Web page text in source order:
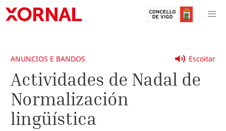
Escoitar
ANUNCIOS E BANDOS
Actividades de Nadal de
Normalización
lingüística